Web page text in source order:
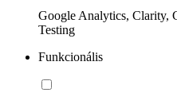
Google Analytics, Clarity,
Testing
Funkcionális